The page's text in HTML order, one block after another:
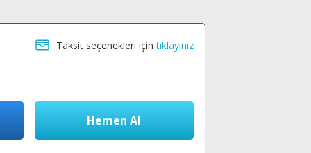
Taksit seçenekleri için tıklayınız
Hemen Al